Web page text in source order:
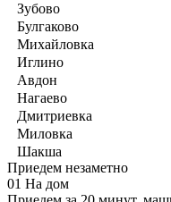
Зубово
Булгаково
Михайловка
Иглино
Авдон
Нагаево
Дмитриевка
Миловка
Шакша
Приедем незаметно
01 На дом